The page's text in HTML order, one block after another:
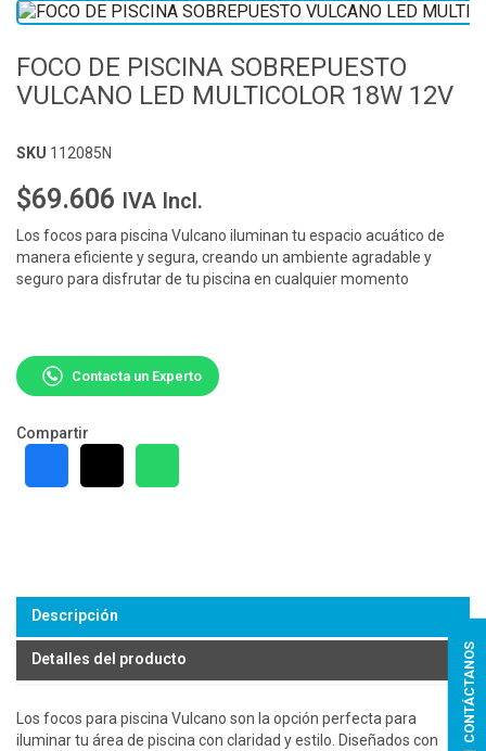
FOCO DE PISCINA SOBREPUESTO
VULCANO LED MULTICOLOR 18W 12V
SKU 112085N
$69.606 IVA Incl.
Los focos para piscina Vulcano iluminan tu espacio acuático de
manera eficiente y segura, creando un ambiente agradable y
seguro para disfrutar de tu piscina en cualquier momento
Contacta un Experto
Compartir
Descripción
Detalles del producto
Los focos para piscina Vulcano son la opción perfecta para
iluminar tu área de piscina con claridad y estilo. Diseñados con
CONTÁCTANOS